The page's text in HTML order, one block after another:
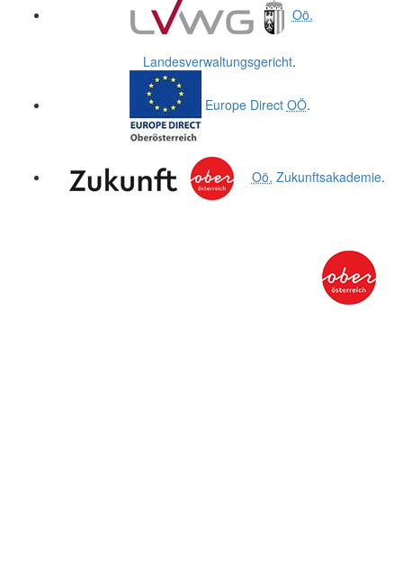
Oö.
Landesverwaltungsgericht.
Europe Direct OÖ.
Oö. Zukunftsakademie.